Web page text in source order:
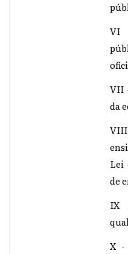
VI
VII
da
Lei
de
IX
X -